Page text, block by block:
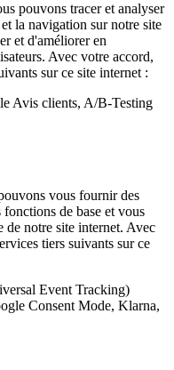
pouvons tracer et analyser
la navigation sur notre site
et d'améliorer en
Avec votre accord,
sur ce site internet :
Avis clients, A/B-Testing
vous fournir des
de base et vous
de notre site internet. Avec
tiers suivants sur ce
Event Tracking)
Consent Mode, Klarna,